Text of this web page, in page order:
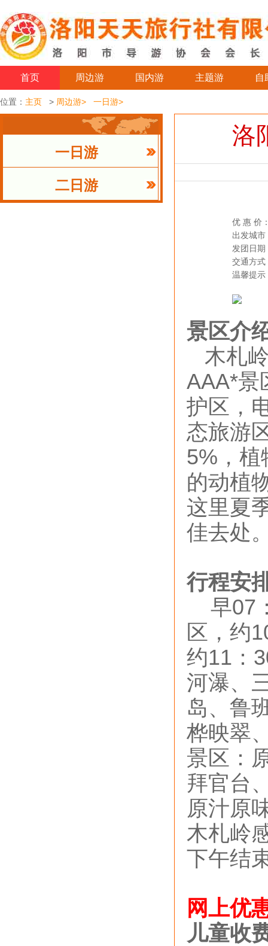
首页 周边游 国内游 主题游 自
位置： 主页 > 周边游> 一日游>
一日游
二日游
洛
优 惠 价
出发城市
发团日期
交通方式
温馨提示
景区介
木札
AAA*景
护区，
态旅游
5%，植
的动植
这里夏
佳去处
行程安
早07
区，约
约11：
河瀑、
岛、鲁
桦映翠
景区：
拜官台
原汁原
木札岭
下午结
网上优
儿童收